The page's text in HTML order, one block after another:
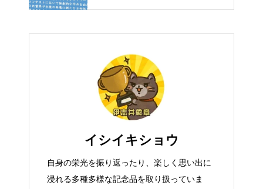
イシイキショウ
自身の栄光を振り返ったり、楽しく思い出に
浸れる多種多様な記念品を取り扱っていま